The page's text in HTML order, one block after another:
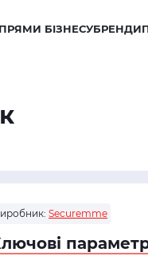
БІЗНЕСУБРЕНДИ
Securemme